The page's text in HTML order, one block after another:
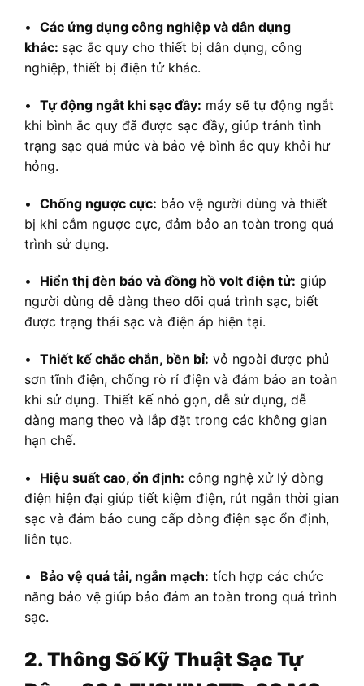
• Các ứng dụng công nghiệp và dân dụng
khác: sạc ắc quy cho thiết bị dân dụng, công
nghiệp, thiết bị điện tử khác.
• Tự động ngắt khi sạc đầy: máy sẽ tự động ngắt
khi bình ắc quy đã được sạc đầy, giúp tránh tình
trạng sạc quá mức và bảo vệ bình ắc quy khỏi hư
hỏng.
• Chống ngược cực: bảo vệ người dùng và thiết
bị khi cắm ngược cực, đảm bảo an toàn trong quá
trình sử dụng.
• Hiển thị đèn báo và đồng hồ volt điện tử: giúp
người dùng dễ dàng theo dõi quá trình sạc, biết
được trạng thái sạc và điện áp hiện tại.
• Thiết kế chắc chắn, bền bỉ: vỏ ngoài được phủ
sơn tĩnh điện, chống rò rỉ điện và đảm bảo an toàn
khi sử dụng. Thiết kế nhỏ gọn, dễ sử dụng, dễ
dàng mang theo và lắp đặt trong các không gian
hạn chế.
• Hiệu suất cao, ổn định: công nghệ xử lý dòng
điện hiện đại giúp tiết kiệm điện, rút ngắn thời gian
sạc và đảm bảo cung cấp dòng điện sạc ổn định,
liên tục.
• Bảo vệ quá tải, ngắn mạch: tích hợp các chức
năng bảo vệ giúp bảo đảm an toàn trong quá trình
sạc.
2. Thông Số Kỹ Thuật Sạc Tự